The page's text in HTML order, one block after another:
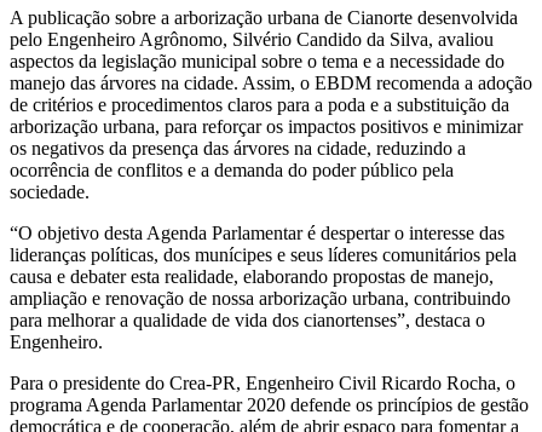
A publicação sobre a arborização urbana de Cianorte desenvolvida
pelo Engenheiro Agrônomo, Silvério Candido da Silva, avaliou
aspectos da legislação municipal sobre o tema e a necessidade do
manejo das árvores na cidade. Assim, o EBDM recomenda a adoção
de critérios e procedimentos claros para a poda e a substituição da
arborização urbana, para reforçar os impactos positivos e minimizar
os negativos da presença das árvores na cidade, reduzindo a
ocorrência de conflitos e a demanda do poder público pela
sociedade.
“O objetivo desta Agenda Parlamentar é despertar o interesse das
lideranças políticas, dos munícipes e seus líderes comunitários pela
causa e debater esta realidade, elaborando propostas de manejo,
ampliação e renovação de nossa arborização urbana, contribuindo
para melhorar a qualidade de vida dos cianortenses”, destaca o
Engenheiro.
Para o presidente do Crea-PR, Engenheiro Civil Ricardo Rocha, o
programa Agenda Parlamentar 2020 defende os princípios de gestão
democrática e de cooperação, além de abrir espaço para fomentar a